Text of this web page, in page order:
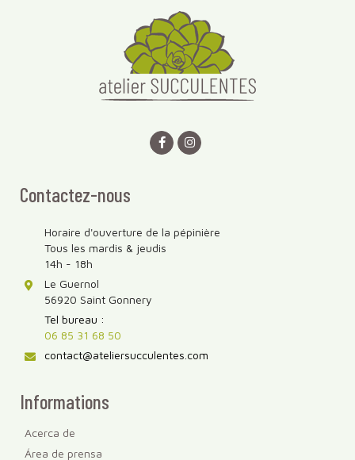
Informations
Acerca de
Área de prensa
Contactez-nous
Horaire d'ouverture de la pépinière
Tous les mardis & jeudis
14h - 18h
Le Guernol
56920 Saint Gonnery
Tel bureau :
06 85 31 68 50
contact@ateliersucculentes.com